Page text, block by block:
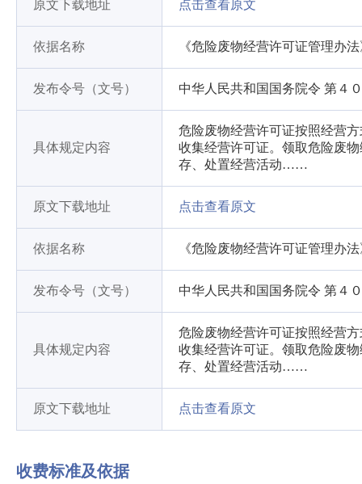
原文下载地址 点击查看原文
依据名称 《危险废物经营许可证管理办
发布令号（文号） 中华人民共和国国务院令 第４
具体规定内容
危险废物经营许可证按照经营
收集经营许可证。领取危险废
存、处置经营活动……
原文下载地址 点击查看原文
依据名称 《危险废物经营许可证管理办
发布令号（文号） 中华人民共和国国务院令 第４
具体规定内容
危险废物经营许可证按照经营
收集经营许可证。领取危险废
存、处置经营活动……
原文下载地址 点击查看原文
收费标准及依据